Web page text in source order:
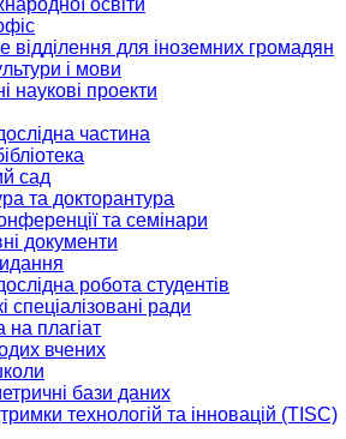
освіти
відділення для іноземних громадян
і мови
наукові проекти
частина
сад
та докторантура
та семінари
документи
робота студентів
спеціалізовані ради
на плагіат
вчених
бази даних
технологій та інновацій (TISC)